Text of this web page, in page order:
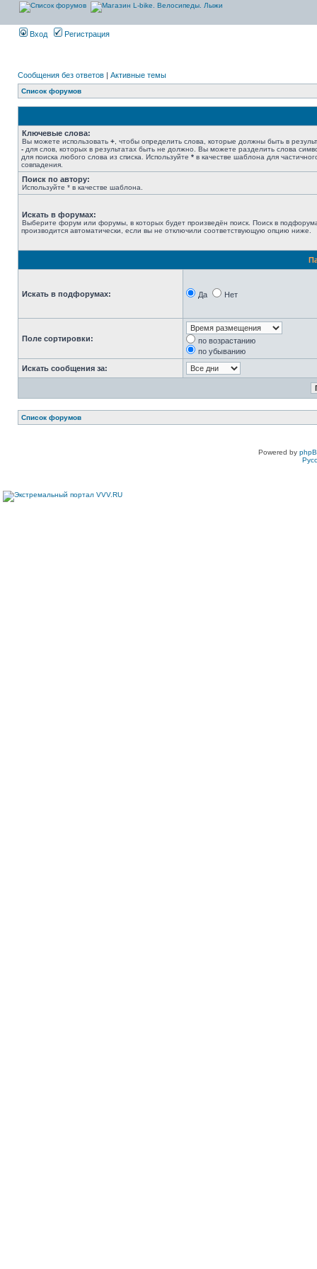
Вход Регистрация
Сообщения без ответов | Активные темы
Список форумов
Ключевые слова:
Вы можете использовать + , чтобы определить слова, которые должны быть в
- для слов, которых в результатах быть не должно. Вы можете разделить слова
для поиска любого слова из списка. Используйте * в качестве шаблона для
совпадения.
Поиск по автору:
Используйте * в качестве шаблона.
Искать в форумах:
Выберите форум или форумы, в которых будет произведён поиск. Поиск в
производится автоматически, если вы не отключили соответствующую опцию ниже.
Искать в подфорумах: Да Нет
Поле сортировки:
по возрастанию
по убыванию
Искать сообщения за:
Список форумов
Powered by